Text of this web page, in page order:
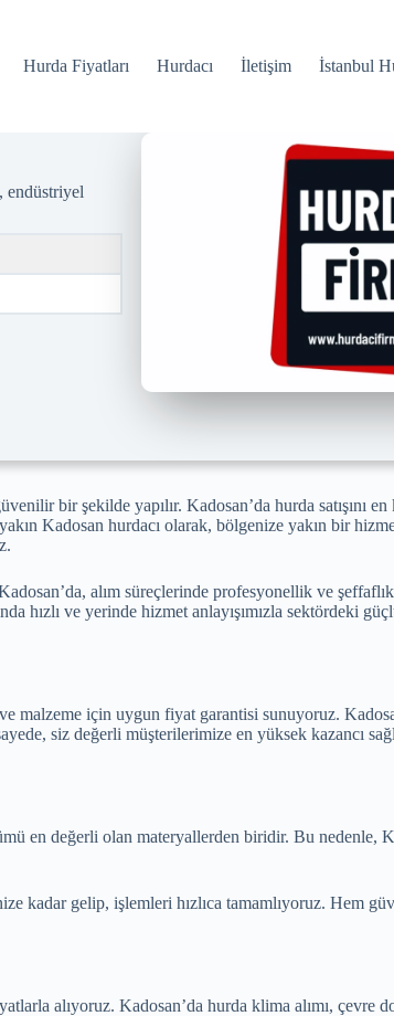
Hurda Fiyatları Hurdacı İletişim İstanbul
endüstriyel
bir şekilde yapılır. Kadosan’da hurda satışını
Kadosan hurdacı olarak, bölgenize yakın bir
alım süreçlerinde profesyonellik ve
hızlı ve yerinde hizmet anlayışımızla sektördeki
malzeme için uygun fiyat garantisi sunuyoruz.
siz değerli müşterilerimize en yüksek kazancı
en değerli olan materyallerden biridir. Bu nedenle,
kadar gelip, işlemleri hızlıca tamamlıyoruz. Hem
alıyoruz. Kadosan’da hurda klima alımı, çevre